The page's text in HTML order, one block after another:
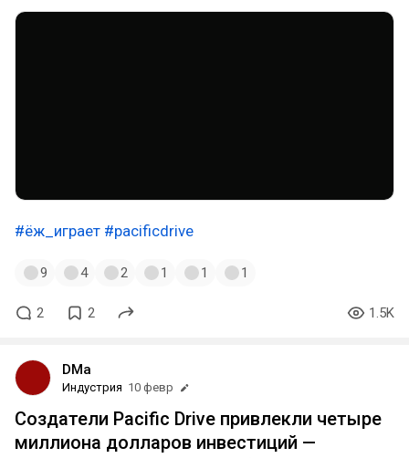
#ёж_играет #pacificdrive
9 4 2 1 1 1
2 2 1.5K
DMa
Индустрия 10 февр
Создатели Pacific Drive привлекли четыре
миллиона долларов инвестиций —